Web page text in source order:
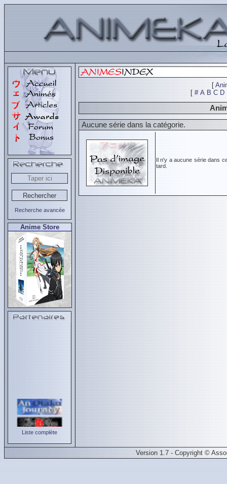
Recherche avancée
Anime Store
Liste complète
[
[ # A B C D
Aucune série dans la catégorie.
Il n'y a aucune série dans
tard.
Version 1.7 - Copyright ©